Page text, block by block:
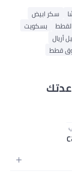
سكر ابيض
بسكويت
قطط